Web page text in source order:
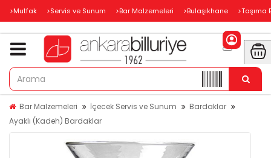
>Mutfak >Servis ve Sunum >Bar Malzemeleri >Bulaşıkhane >Taşıma
Bar Malzemeleri İçecek Servis ve Sunum
Bardaklar
Ayaklı (Kadeh) Bardaklar